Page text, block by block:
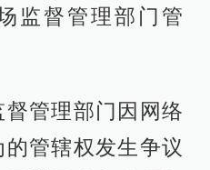
监督管理部门管
管理部门因网络
管辖权发生争议